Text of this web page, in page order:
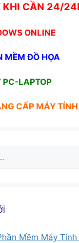
KHI CẦN 24/
ONLINE
MỀM ĐỒ HỌA
LAPTOP
CẤP MÁY TÍNH
Mềm Máy